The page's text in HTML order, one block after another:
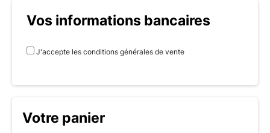
Vos informations bancaires
J'accepte les conditions générales de vente
Votre panier